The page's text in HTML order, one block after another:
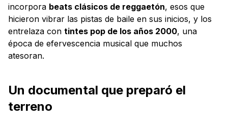
incorpora beats clásicos de reggaetón, esos que
hicieron vibrar las pistas de baile en sus inicios, y los
entrelaza con tintes pop de los años 2000, una
época de efervescencia musical que muchos
atesoran.
Un documental que preparó el
terreno